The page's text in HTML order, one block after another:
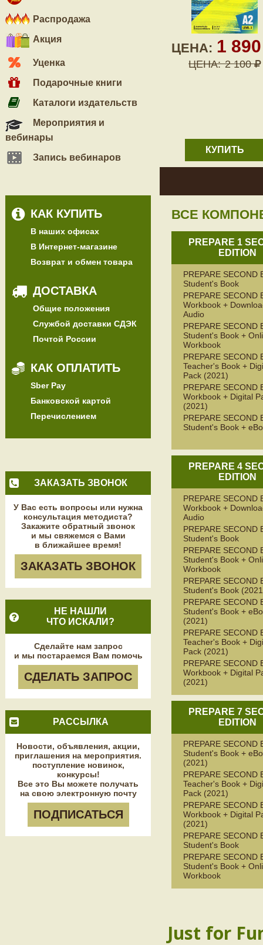
Распродажа
Акция
Уценка
Подарочные книги
Каталоги издательств
Мероприятия и
вебинары
Запись вебинаров
КАК КУПИТЬ
В наших офисах
В Интернет-магазине
Возврат и обмен товара
ДОСТАВКА
Общие положения
Службой доставки СДЭК
Почтой России
КАК ОПЛАТИТЬ
Sber Pay
Банковской картой
Перечислением
ЗАКАЗАТЬ ЗВОНОК
У Вас есть вопросы или нужна
консультация методиста?
Закажите обратный звонок
и мы свяжемся с Вами
в ближайшее время!
ЗАКАЗАТЬ ЗВОНОК
НЕ НАШЛИ
ЧТО ИСКАЛИ?
Сделайте нам запрос
и мы постараемся Вам помочь
СДЕЛАТЬ ЗАПРОС
РАССЫЛКА
Новости, объявления, акции,
приглашения на мероприятия.
поступление новинок,
конкурсы!
Все это Вы можете получать
на свою электронную почту
ПОДПИСАТЬСЯ
ЦЕНА: 1
ЦЕНА: 2 100
КУПИТЬ
ВСЕ
PREPARE 1
EDITION
PREPARE SECOND
Student's Book
PREPARE SECOND
Workbook +
Audio
PREPARE SECOND
Student's Book +
Workbook
PREPARE SECOND
Teacher's Book +
Pack (2021)
PREPARE SECOND
Workbook + Digital
(2021)
PREPARE SECOND
Student's Book +
PREPARE 4
EDITION
PREPARE SECOND
Workbook +
Audio
PREPARE SECOND
Student's Book
PREPARE SECOND
Student's Book +
Workbook
PREPARE SECOND
Student's Book
PREPARE SECOND
Student's Book +
(2021)
PREPARE SECOND
Teacher's Book +
Pack (2021)
PREPARE SECOND
Workbook + Digital
(2021)
PREPARE 7
EDITION
PREPARE SECOND
Student's Book +
(2021)
PREPARE SECOND
Teacher's Book +
Pack (2021)
PREPARE SECOND
Workbook + Digital
(2021)
PREPARE SECOND
Student's Book
PREPARE SECOND
Student's Book +
Workbook
Just for